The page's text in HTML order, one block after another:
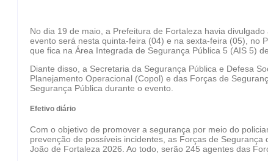
No dia 19 de maio, a Prefeitura de Fortaleza havia
evento será nesta quinta-feira (04) e na sexta-feira (05), no
que fica na Área Integrada de Segurança Pública 5 (AIS 5)
Diante disso, a Secretaria da Segurança Pública e Defesa
Planejamento Operacional (Copol) e das Forças de
Segurança Pública durante o evento.
Efetivo diário
Com o objetivo de promover a segurança por meio do
prevenção de possíveis incidentes, as Forças de
João de Fortaleza 2026. Ao todo, serão 245 agentes das